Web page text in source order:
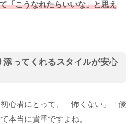
「こうなれたらいいな」と思え
添ってくれるスタイルが安心
心者にとって、「怖くない」「優
本当に貴重ですよね。